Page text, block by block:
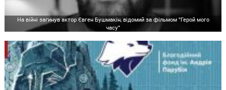
На війні загинув актор Євген Бушмакін, відомий за фільмом "Герой мого
часу"